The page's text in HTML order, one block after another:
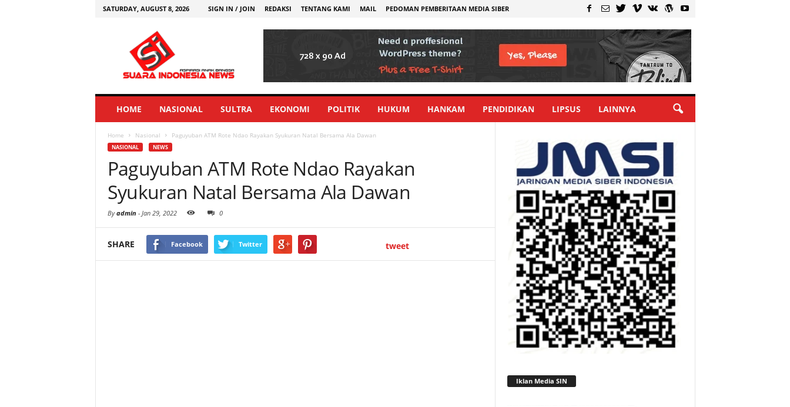
SATURDAY, AUGUST 8, 2026 SIGN IN / JOIN REDAKSI TENTANG KAMI MAIL PEDOMAN PEMBERITAAN MEDIA SIBER
HOME NASIONAL SULTRA EKONOMI POLITIK HUKUM HANKAM PENDIDIKAN LIPSUS LAINNYA
Home Nasional Paguyuban ATM Rote Ndao Rayakan Syukuran Natal Bersama Ala Dawan
NASIONAL NEWS
Paguyuban ATM Rote Ndao Rayakan
Syukuran Natal Bersama Ala Dawan
Byadmin - Jan 29, 2022 0
SHARE Facebook Twitter tweet
Iklan Media SIN